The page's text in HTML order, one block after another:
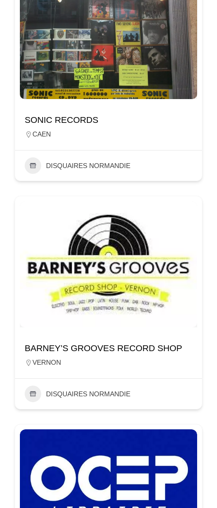
SONIC RECORDS
CAEN
DISQUAIRES NORMANDIE
BARNEY’S GROOVES RECORD SHOP
VERNON
DISQUAIRES NORMANDIE